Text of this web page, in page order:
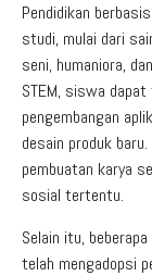
Pendidikan
studi, mulai dari
seni, humaniora,
STEM, siswa
pengembangan
desain produk
pembuatan karya
sosial tertentu.
Selain itu,
telah mengadopsi